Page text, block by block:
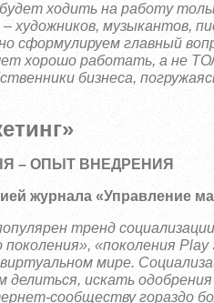
ходить на работу
– художников, музыкантов,
сформулируем главный
хорошо работать, а не
бизнеса,
– ОПЫТ ВНЕДРЕНИЯ
журнала «Управление
тренд
«поколения
мире.
делиться, искать
сообществу гораздо